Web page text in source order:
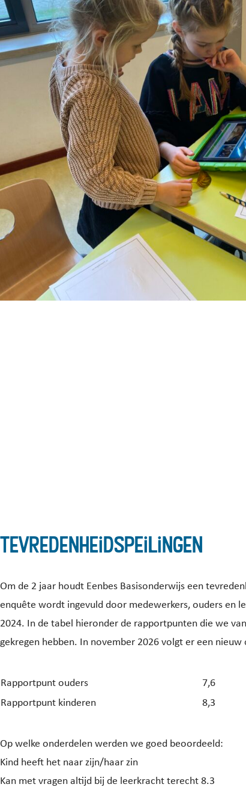
Tevredenheidspeilingen
Om de 2 jaar houdt Eenbes Basisonderwijs een
enquête wordt ingevuld door medewerkers, ouders en
2024. In de tabel hieronder de rapportpunten die we
gekregen hebben. In november 2026 volgt er een nieuw
Rapportpunt ouders
7,6
Rapportpunt kinderen
8,3
Op welke onderdelen werden we goed beoordeeld:
Kind heeft het naar zijn/haar zin
Kan met vragen altijd bij de leerkracht terecht 8.3